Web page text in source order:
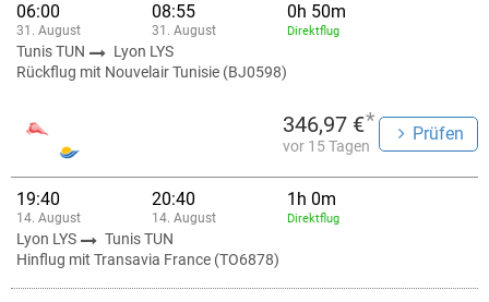
06:00
31. August
08:55
31. August
0h 50m
Direktflug
Tunis TUN
Lyon LYS
Rückflug mit Nouvelair Tunisie (BJ0598)
346,97 €*
vor 15 Tagen
Prüfen
19:40
14. August
20:40
14. August
1h 0m
Direktflug
Lyon LYS
Tunis TUN
Hinflug mit Transavia France (TO6878)